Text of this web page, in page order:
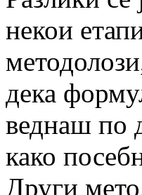
некои
дека
веднаш по
како
Други